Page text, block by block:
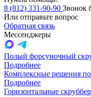
8 (812) 331-90-90 Звонок
Или отправьте вопрос
Обратная связь
Мессенджеры
Полый форсуночный
Подробнее
Комплексные решения по
Подробнее
Горизонтальные